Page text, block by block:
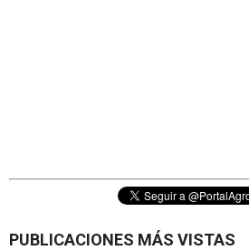
PUBLICACIONES MÁS VISTAS